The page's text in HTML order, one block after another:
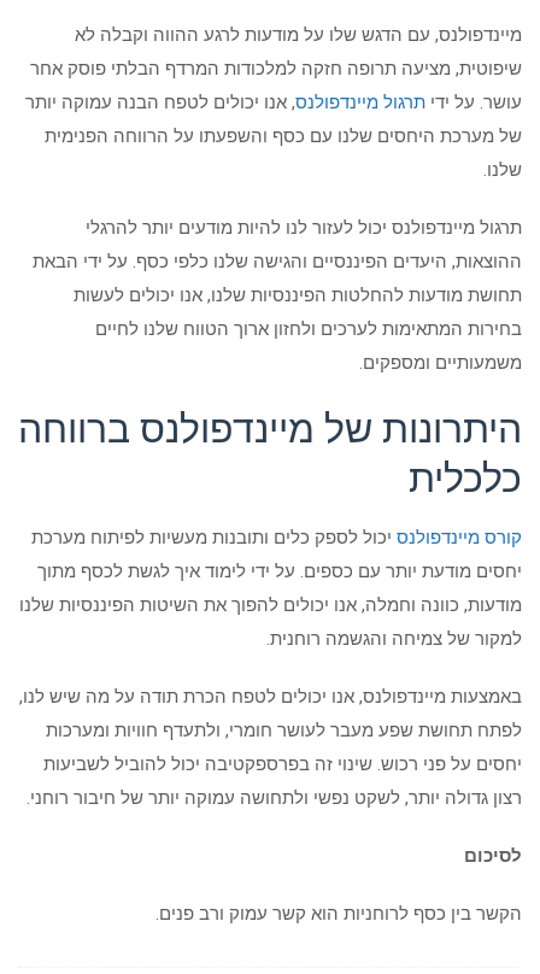
מיינדפולנס, עם הדגש שלו על מודעות לרגע ההווה וקבלה לא
שיפוטית, מציעה תרופה חזקה למלכודות המרדף הבלתי פוסק אחר
עושר. על ידי תרגול מיינדפולנס, אנו יכולים לטפח הבנה עמוקה יותר
של מערכת היחסים שלנו עם כסף והשפעתו על הרווחה הפנימית
שלנו.
תרגול מיינדפולנס יכול לעזור לנו להיות מודעים יותר להרגלי
ההוצאות, היעדים הפיננסיים והגישה שלנו כלפי כסף. על ידי הבאת
תחושת מודעות להחלטות הפיננסיות שלנו, אנו יכולים לעשות
בחירות המתאימות לערכים ולחזון ארוך הטווח שלנו לחיים
משמעותיים ומספקים.
היתרונות של מיינדפולנס ברווחה
כלכלית
קורס מיינדפולנס יכול לספק כלים ותובנות מעשיות לפיתוח מערכת
יחסים מודעת יותר עם כספים. על ידי לימוד איך לגשת לכסף מתוך
מודעות, כוונה וחמלה, אנו יכולים להפוך את השיטות הפיננסיות שלנו
למקור של צמיחה והגשמה רוחנית.
באמצעות מיינדפולנס, אנו יכולים לטפח הכרת תודה על מה שיש לנו,
לפתח תחושת שפע מעבר לעושר חומרי, ולתעדף חוויות ומערכות
יחסים על פני רכוש. שינוי זה בפרספקטיבה יכול להוביל לשביעות
רצון גדולה יותר, לשקט נפשי ולתחושה עמוקה יותר של חיבור רוחני.
לסיכום
הקשר בין כסף לרוחניות הוא קשר עמוק ורב פנים.